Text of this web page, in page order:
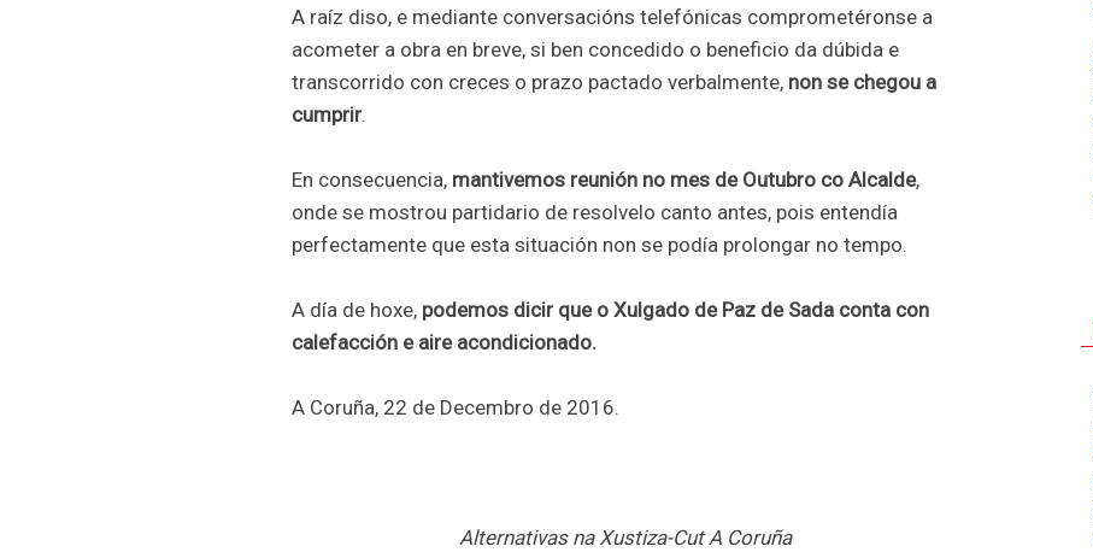
A raíz diso, e mediante conversacións telefónicas comprometéronse a
acometer a obra en breve, si ben concedido o beneficio da dúbida e
transcorrido con creces o prazo pactado verbalmente, non se chegou a
cumprir.
En consecuencia, mantivemos reunión no mes de Outubro co Alcalde,
onde se mostrou partidario de resolvelo canto antes, pois entendía
perfectamente que esta situación non se podía prolongar no tempo.
A día de hoxe, podemos dicir que o Xulgado de Paz de Sada conta con
calefacción e aire acondicionado.
A Coruña, 22 de Decembro de 2016.
Alternativas na Xustiza-Cut A Coruña